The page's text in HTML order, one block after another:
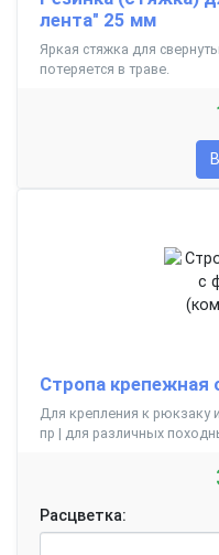
лента" 25 мм
Яркая стяжка для
потеряется в траве.
Стропа крепежная
Для крепления к рюкзаку
пр | для различных
Расцветка: